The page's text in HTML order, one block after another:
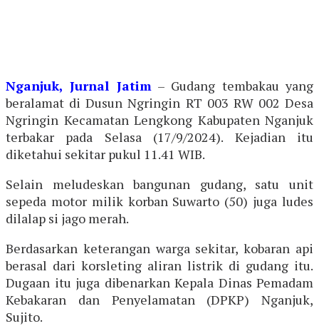
Nganjuk, Jurnal Jatim – Gudang tembakau yang
beralamat di Dusun Ngringin RT 003 RW 002 Desa
Ngringin Kecamatan Lengkong Kabupaten Nganjuk
terbakar pada Selasa (17/9/2024). Kejadian itu
diketahui sekitar pukul 11.41 WIB.
Selain meludeskan bangunan gudang, satu unit
sepeda motor milik korban Suwarto (50) juga ludes
dilalap si jago merah.
Berdasarkan keterangan warga sekitar, kobaran api
berasal dari korsleting aliran listrik di gudang itu.
Dugaan itu juga dibenarkan Kepala Dinas Pemadam
Kebakaran dan Penyelamatan (DPKP) Nganjuk,
Sujito.